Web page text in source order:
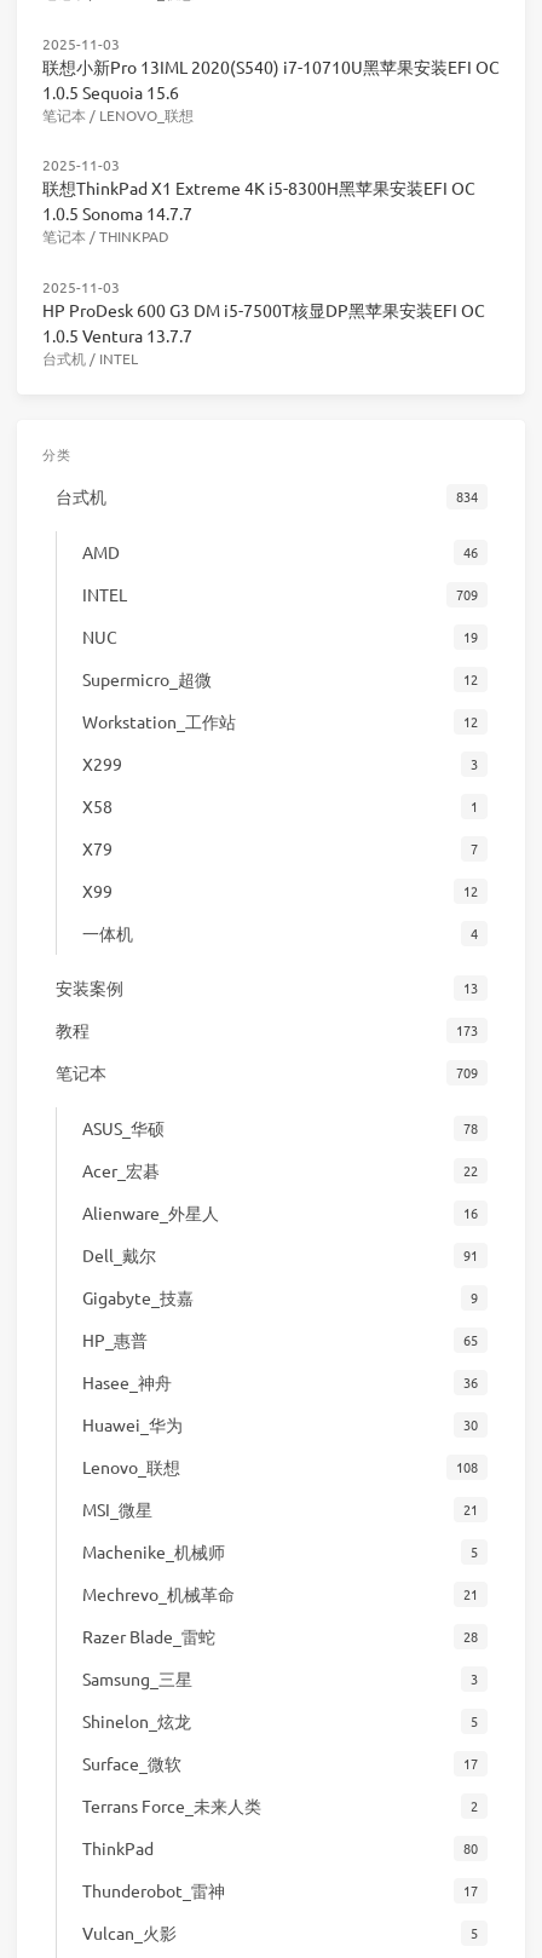
2025-11-03
联想小新Pro 13IML 2020(S540) i7-10710U黑苹果安装EFI OC
1.0.5 Sequoia 15.6
笔记本 / LENOVO_联想
2025-11-03
联想ThinkPad X1 Extreme 4K i5-8300H黑苹果安装EFI OC
1.0.5 Sonoma 14.7.7
笔记本/THINKPAD
2025-11-03
HP ProDesk 600 G3 DM i5-7500T核显DP黑苹果安装EFI OC
1.0.5 Ventura 13.7.7
台式机 / INTEL
分类
台式机 834
AMD 46
INTEL 709
NUC 19
Supermicro_超微 12
Workstation_工作站 12
X299 3
X58 1
X79 7
X99 12
一体机 4
安装案例 13
教程 173
笔记本 709
ASUS_华硕 78
Acer_宏碁 22
Alienware_外星人 16
Dell_戴尔 91
Gigabyte_技嘉 9
HP_惠普 65
Hasee_神舟 36
Huawei_华为 30
Lenovo_联想 108
MSI_微星 21
Machenike_机械师 5
Mechrevo_机械革命 21
Razer Blade_雷蛇 28
Samsung_三星 3
Shinelon_炫龙 5
Surface_微软 17
Terrans Force_未来人类 2
ThinkPad 80
Thunderobot_雷神 17
Vulcan_火影 5